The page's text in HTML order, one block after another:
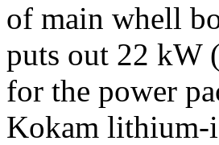
of main whell
puts out 22 kW
for the power
Kokam lithium-